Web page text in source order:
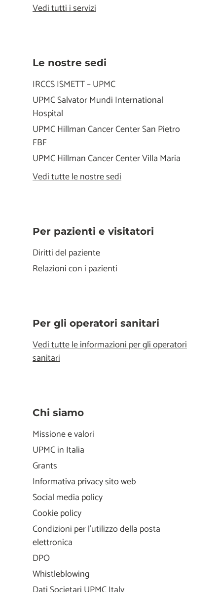
Vedi tutti i servizi
Le nostre sedi
IRCCS ISMETT – UPMC
UPMC Salvator Mundi International
Hospital
UPMC Hillman Cancer Center San Pietro
FBF
UPMC Hillman Cancer Center Villa Maria
Vedi tutte le nostre sedi
Per pazienti e visitatori
Diritti del paziente
Relazioni con i pazienti
Per gli operatori sanitari
Vedi tutte le informazioni per gli operatori
sanitari
Chi siamo
Missione e valori
UPMC in Italia
Grants
Informativa privacy sito web
Social media policy
Cookie policy
Condizioni per l'utilizzo della posta
elettronica
DPO
Whistleblowing